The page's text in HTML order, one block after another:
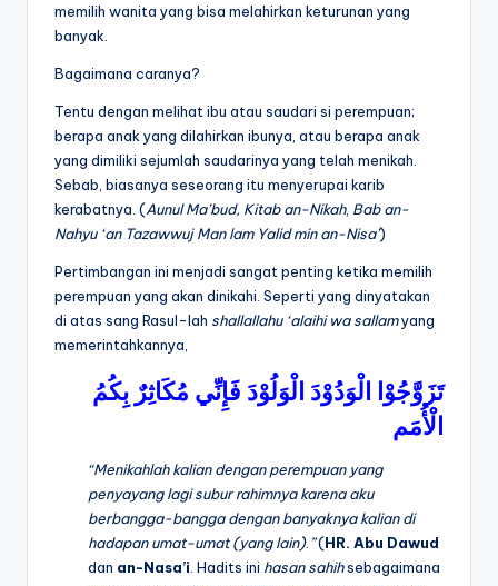
memilih wanita yang bisa melahirkan keturunan yang
banyak.
Bagaimana caranya?
Tentu dengan melihat ibu atau saudari si perempuan;
berapa anak yang dilahirkan ibunya, atau berapa anak
yang dimiliki sejumlah saudarinya yang telah menikah.
Sebab, biasanya seseorang itu menyerupai karib
kerabatnya. (Aunul Ma’bud, Kitab an-Nikah, Bab an-
Nahyu ‘an Tazawwuj Man lam Yalid min an-Nisa’)
Pertimbangan ini menjadi sangat penting ketika memilih
perempuan yang akan dinikahi. Seperti yang dinyatakan
di atas sang Rasul-lah shallallahu ‘alaihi wa sallamyang
memerintahkannya,
تَزَوَّجُوْا الْوَدُوْدَ الْوَلُوْدَ فَإِنِّي مُكَاثِرٌ بِكُمُ
الْأُمَم
“Menikahlah kalian dengan perempuan yang
penyayang lagi subur rahimnya karena aku
berbangga-bangga dengan banyaknya kalian di
hadapan umat-umat (yang lain). ”(HR. Abu Dawud
dan an-Nasa’i . Hadits ini hasan sahihsebagaimana